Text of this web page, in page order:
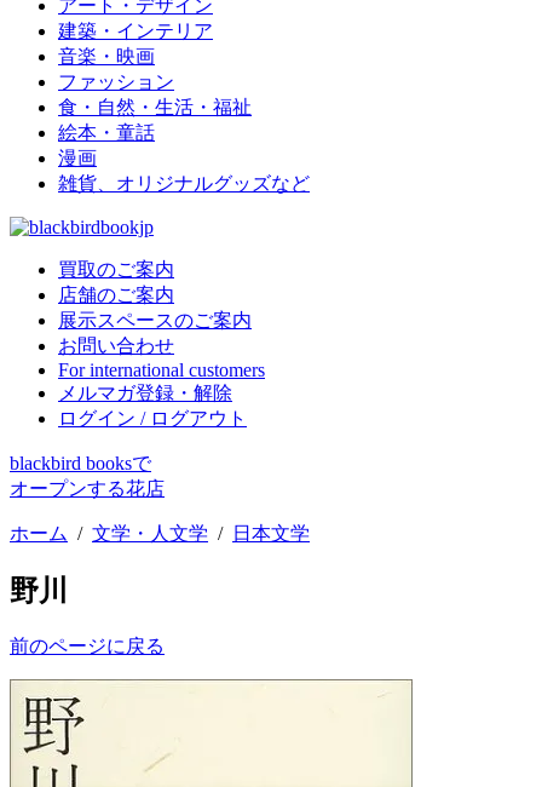
アート・デザイン
建築・インテリア
音楽・映画
ファッション
食・自然・生活・福祉
絵本・童話
漫画
雑貨、オリジナルグッズなど
買取のご案内
店舗のご案内
展示スペースのご案内
お問い合わせ
For international customers
メルマガ登録・解除
ログイン / ログアウト
blackbird booksで
オープンする花店
ホーム / 文学・人文学 / 日本文学
野川
前のページに戻る